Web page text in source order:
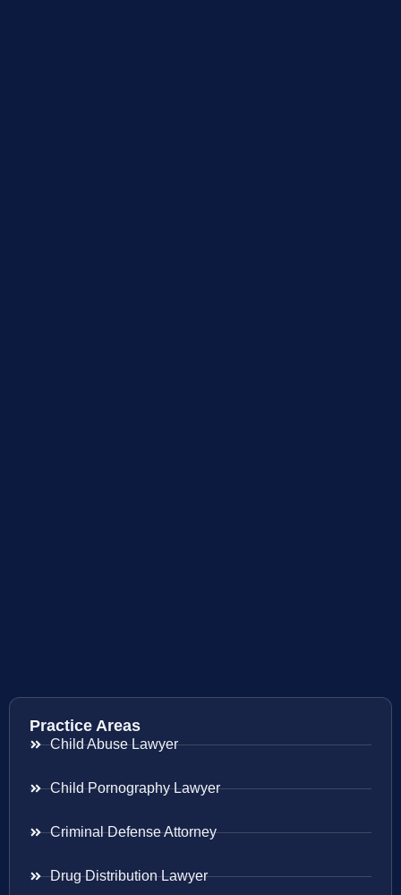
Practice Areas
Child Abuse Lawyer
Child Pornography Lawyer
Criminal Defense Attorney
Drug Distribution Lawyer